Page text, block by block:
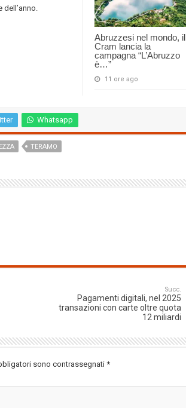
Abruzzesi nel mondo, il
Cram lancia la
campagna “L’Abruzzo
è…”
11 ore ago
Whatsapp
TERAMO
Succ.
Pagamenti digitali, nel 2025
transazioni con carte oltre quota
12 miliardi
sono contrassegnati *